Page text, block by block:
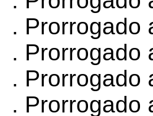
.
.
. Prorrogado
.